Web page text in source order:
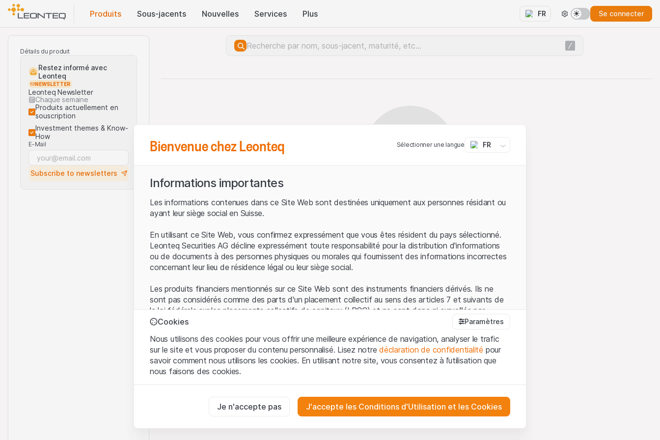
Produits Sous-jacents Nouvelles Services Plus FR Se connecter
Détails du produit
Restez informé avec
Leonteq
NEWSLETTER
Leonteq Newsletter
Chaque semaine
Produits actuellement en
souscription
Investment themes & Know-
How
E-Mail
Subscribe to newsletters
Bienvenue chez Leonteq Sélectionner une langue FR
Informations importantes
Les informations contenues dans ce Site Web sont destinées uniquement aux personnes résidant ou
ayant leur siège social en Suisse.
En utilisant ce Site Web, vous confirmez expressément que vous êtes résident du pays sélectionné.
Leonteq Securities AG décline expressément toute responsabilité pour la distribution d'informations
ou de documents à des personnes physiques ou morales qui fournissent des informations incorrectes
concernant leur lieu de résidence légal ou leur siège social.
Les produits financiers mentionnés sur ce Site Web sont des instruments financiers dérivés. Ils ne
sont pas considérés comme des parts d'un placement collectif au sens des articles 7 et suivants de
la loi fédérale sur les placements collectifs de capitaux (LPCC) et ne sont donc ni surveillés par
l'Autorité fédérale de surveillance des marchés financiers (FINMA) ni enregistrés auprès de la FINMA.
Conditions d'utilisation et informations juridiques
En utilisant le Site Web de Leonteq Securities AG (ci-après "Site Web"), vous confirmez que vous
avez compris et que vous acceptez les informations juridiques, les notes importantes et les
Tous les droits de propriété intellectuelle (par exemple, les droits d'auteur, de conception et de
Cookies Paramètres
Nous utilisons des cookies pour vous offrir une meilleure expérience de navigation, analyser le trafic
sur le site et vous proposer du contenu personnalisé. Lisez notredéclaration de confidentialité pour
savoir comment nous utilisons les cookies. En utilisant notre site, vous consentez à l’utilisation que
nous faisons des cookies.
Ces cookies sont nécessaires au bon fonctionnement du site Internet et ne peuvent pas être désactivés.
Je n'accepte pas J'accepte les Conditions d'Utilisation et les Cookies